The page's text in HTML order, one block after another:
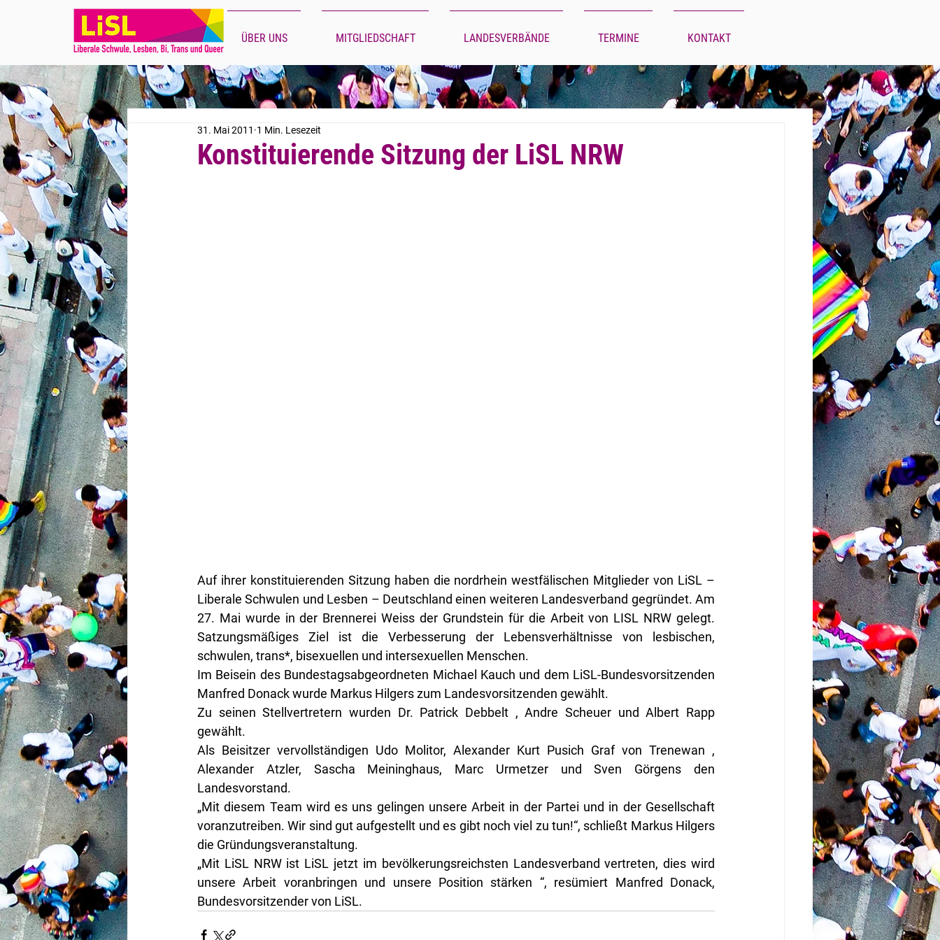
ÜBER UNS MITGLIEDSCHAFT LANDESVERBÄNDE TERMINE KONTAKT
Konstituierende Sitzung der LiSL NRW
31. Mai 2011 1 Min. Lesezeit
Auf ihrer konstituierenden Sitzung haben die nordrhein westfälischen Mitglieder von LiSL –
Liberale Schwulen und Lesben – Deutschland einen weiteren Landesverband gegründet. Am
27. Mai wurde in der Brennerei Weiss der Grundstein für die Arbeit von LISL NRW gelegt.
Satzungsmäßiges Ziel ist die Verbesserung der Lebensverhältnisse von lesbischen,
schwulen, trans*, bisexuellen und intersexuellen Menschen.
Im Beisein des Bundestagsabgeordneten Michael Kauch und dem LiSL-Bundesvorsitzenden
Manfred Donack wurde Markus Hilgers zum Landesvorsitzenden gewählt.
Zu seinen Stellvertretern wurden Dr. Patrick Debbelt , Andre Scheuer und Albert Rapp
gewählt.
Als Beisitzer vervollständigen Udo Molitor, Alexander Kurt Pusich Graf von Trenewan ,
Alexander Atzler, Sascha Meininghaus, Marc Urmetzer und Sven Görgens den
Landesvorstand.
„Mit diesem Team wird es uns gelingen unsere Arbeit in der Partei und in der Gesellschaft
voranzutreiben. Wir sind gut aufgestellt und es gibt noch viel zu tun!“, schließt Markus Hilgers
die Gründungsveranstaltung.
„Mit LiSL NRW ist LiSL jetzt im bevölkerungsreichsten Landesverband vertreten, dies wird
unsere Arbeit voranbringen und unsere Position stärken “, resümiert Manfred Donack,
Bundesvorsitzender von LiSL.